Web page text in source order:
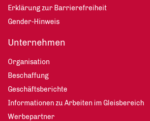
Erklärung zur Barrierefreiheit
Gender-Hinweis
Unternehmen
Organisation
Beschaffung
Geschäftsberichte
Informationen zu Arbeiten im Gleisbereich
Werbepartner